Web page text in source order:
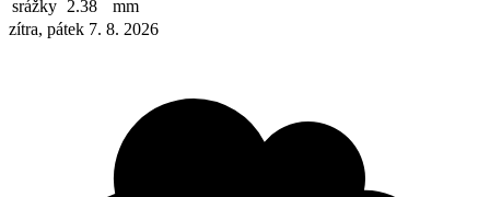
srážky 2.38
mm
zítra, pátek 7. 8. 2026